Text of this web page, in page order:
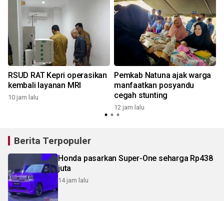
RSUD RAT Kepri operasikan
kembali layanan MRI
10 jam lalu
Pemkab Natuna ajak warga
manfaatkan posyandu
cegah stunting
12 jam lalu
Berita Terpopuler
Honda pasarkan Super-One seharga Rp438
juta
14 jam lalu